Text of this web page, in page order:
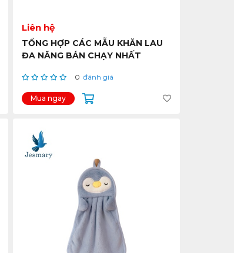
Liên hệ
TỔNG HỢP CÁC MẪU KHĂN LAU
ĐA NĂNG BÁN CHẠY NHẤT
0 đánh giá
Mua ngay